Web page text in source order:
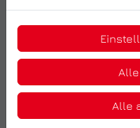
Jetzt ganz einfach
Alle